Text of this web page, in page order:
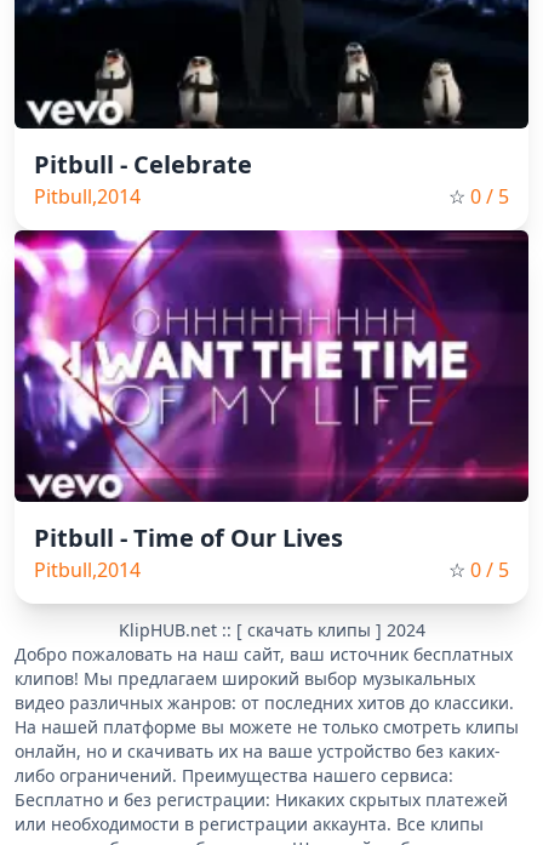
Pitbull - Celebrate
Pitbull,2014 ☆ 0/ 5
Pitbull - Time of Our Lives
Pitbull,2014 ☆ 0/ 5
KlipHUB.net :: [ скачать клипы ] 2024
Добро пожаловать на наш сайт, ваш источник бесплатных
клипов! Мы предлагаем широкий выбор музыкальных
видео различных жанров: от последних хитов до классики.
На нашей платформе вы можете не только смотреть клипы
онлайн, но и скачивать их на ваше устройство без каких-
либо ограничений. Преимущества нашего сервиса:
Бесплатно и без регистрации: Никаких скрытых платежей
или необходимости в регистрации аккаунта. Все клипы